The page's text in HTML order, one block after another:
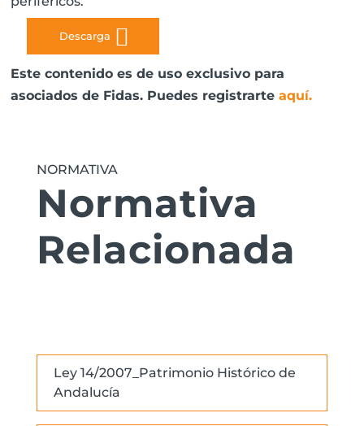
Descarga
Este contenido es de uso exclusivo para
asociados de Fidas. Puedes registrarteaquí.
NORMATIVA
Normativa
Relacionada
Ley 14/2007_Patrimonio Histórico de
Andalucía